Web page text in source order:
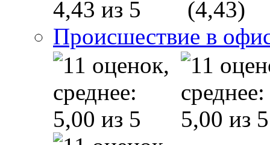
(4,43)
Происшествие в